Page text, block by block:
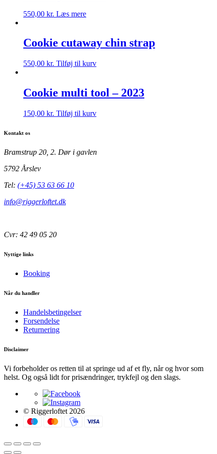
550,00 kr. Læs mere
Cookie cutaway chin strap
550,00 kr. Tilføj til kurv
Cookie multi tool – 2023
150,00 kr. Tilføj til kurv
Kontakt os
Bramstrup 20, 2. Dør i gavlen
5792 Årslev
Tel: (+45) 53 63 66 10
info@riggerloftet.dk
Cvr: 42 49 05 20
Nyttige links
Booking
Når du handler
Handelsbetingelser
Forsendelse
Returnering
Disclaimer
Vi forbeholder os retten til at springe ud af et fly, når og hvor som
helst. Og også lidt for prisændringer, trykfejl og den slags.
© Riggerloftet 2026